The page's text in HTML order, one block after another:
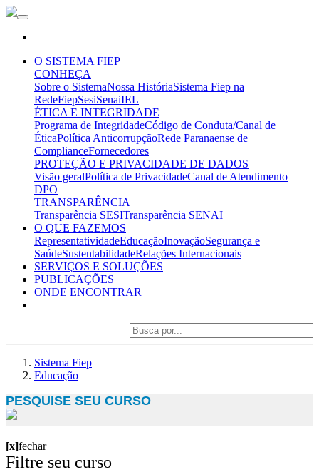
O SISTEMA FIEP
CONHEÇA
Sobre o SistemaNossa HistóriaSistema Fiep na
RedeFiepSesiSenaiIEL
ÉTICA E INTEGRIDADE
Programa de IntegridadeCódigo de Conduta/Canal de
ÉticaPolítica AnticorrupçãoRede Paranaense de
ComplianceFornecedores
PROTEÇÃO E PRIVACIDADE DE DADOS
Visão geralPolítica de PrivacidadeCanal de Atendimento
DPO
TRANSPARÊNCIA
Transparência SESITransparência SENAI
O QUE FAZEMOS
RepresentatividadeEducaçãoInovaçãoSegurança e
SaúdeSustentabilidadeRelações Internacionais
SERVIÇOS E SOLUÇÕES
PUBLICAÇÕES
ONDE ENCONTRAR
Sistema Fiep
Educação
PESQUISE SEU CURSO
[x]fechar
Filtre seu curso